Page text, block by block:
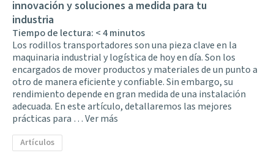
innovación y soluciones a medida para tu
industria
Tiempo de lectura: < 4minutos
Los rodillos transportadores son una pieza clave en la
maquinaria industrial y logística de hoy en día. Son los
encargados de mover productos y materiales de un punto a
otro de manera eficiente y confiable. Sin embargo, su
rendimiento depende en gran medida de una instalación
adecuada. En este artículo, detallaremos las mejores
prácticas para …Ver más
Artículos